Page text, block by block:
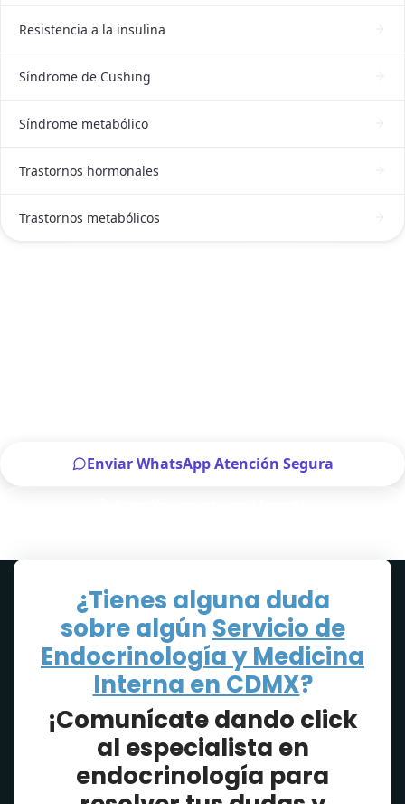
Resistencia a la insulina
Síndrome de Cushing
Síndrome metabólico
Trastornos hormonales
Trastornos metabólicos
Enviar WhatsApp Atención Segura
¿Tienes alguna duda
sobre algún Servicio de
Endocrinología y Medicina
Interna en CDMX?
¡Comunícate dando click
al especialista en
endocrinología para